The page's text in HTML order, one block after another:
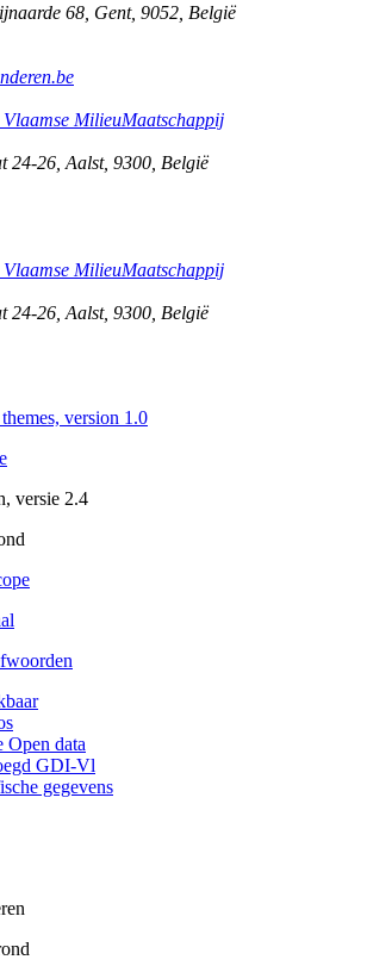
68 Gent, 9052 België
MilieuMaatschappij
24-26 Aalst, 9300 België
MilieuMaatschappij
24-26 Aalst, 9300 België
version 1.0
versie 2.4
Open data
GDI-Vl
gegevens